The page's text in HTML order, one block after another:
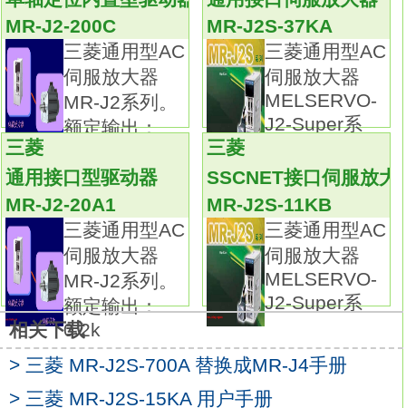
电源：单相AC100V电源。
仅限0.4kW以下的伺服放大器。
支持SSCNETⅢ/H的伺服放大器。
可组建使用高速串行光通讯的完全同步系统。
可与伺服系统控制器组合，最大化发挥伺服系
统的功能性能。
不仅继承了原有产品的高性能及高可靠性，更
进一步做出了超越想象的改进。
MELSERVO-J4隆重登场。
伺服市场的明日之星。世界级的伺服产品。
新一代的MELSERVO应是怎样的呢？该问题的
答案已然浮
出水面。MELSERVO-J4···它代表了全数字化
后，在原有高性能基础上的又一次进化。
也是充分满足人类与环境要求的MELSERVO的
最新佳作。
MR-J2-200C
三菱通用型AC
伺服放大器
MR-J2系列。
额定输出：
MR-J2S-37KA
三菱通用型AC
伺服放大器
MELSERVO-
J2-Super系
三菱
通用接口型驱动器
MR-J2-20A1
三菱通用型AC
伺服放大器
MR-J2系列。
额定输出：
0.2k
三菱
SSCNET接口伺服放大
MR-J2S-11KB
三菱通用型AC
伺服放大器
MELSERVO-
J2-Super系
相关下载
> 三菱 MR-J2S-700A 替换成MR-J4手册
> 三菱 MR-J2S-15KA 用户手册